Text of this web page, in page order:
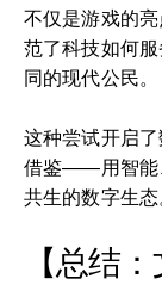
不仅是游戏的
范了科技如何
同的现代公民。
这种尝试开启
借鉴——用智能
共生的数字生态
【总结